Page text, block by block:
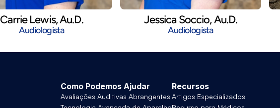
Carrie Lewis, Au.D.
Audiologista
Jessica Soccio, Au.D.
Audiologista
Como Podemos Ajudar
Avaliações Auditivas Abrangentes
Recursos
Artigos Especializados